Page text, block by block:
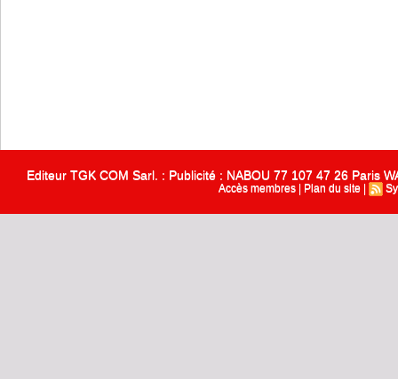
Editeur TGK COM Sarl. : Publicité : NABOU 77 107 47 26 Paris
Accès membres Plan du site